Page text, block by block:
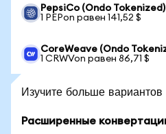
PepsiCo (Ondo
1 PEPon равен 141,52 $
CoreWeave (Ondo
1 CRWVon равен 86,71 $
Изучите больше вариантов
Расширенные